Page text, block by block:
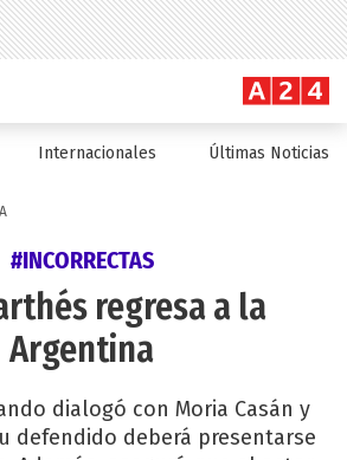
Internacionales Últimas Noticias
#INCORRECTAS
regresa a la
Argentina
dialogó con Moria Casán y
defendido deberá presentarse